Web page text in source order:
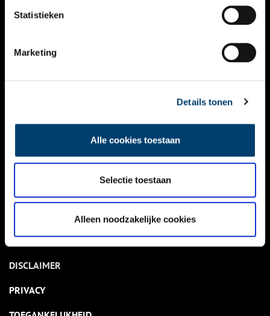
Statistieken
Marketing
Details tonen
Alle cookies toestaan
Selectie toestaan
Alleen noodzakelijke cookies
NIEUWS
KALENDER
ACTIVITEITEN
NIEUWSBRIEF
DISCLAIMER
PRIVACY